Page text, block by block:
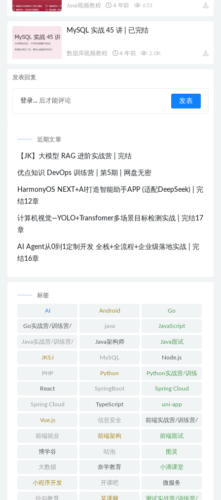
Java视频教程 4 年前 653
MySQL 实战 45 讲 | 已完结
数据库视频教程 4 年前 2.0K
发表回复
登录... 后才能评论
近期文章
【JK】大模型 RAG 进阶实战营 | 完结
优点知识 DevOps 训练营 | 第5期 | 网盘无密
HarmonyOS NEXT+AI打造智能助手APP (适配DeepSeek) | 完
结12章
计算机视觉—YOLO+Transfomer多场景目标检测实战 | 完结17
章
AI Agent从0到1定制开发 全栈+全流程+企业级落地实战 | 完
结16章
标签
AI Android Go
Go实战营/训练营/
体系课
java JavaScript
Java实战营/训练营/
体系课
Java架构师 Java面试
JKSJ MySQL Node.js
PHP Python Python实战营/训练
营/体系课
React SpringBoot Spring Cloud
Spring Cloud
Alibaba
TypeScript uni-app
Vue.js 信息安全 前端实战营/训练营/
体系课
前端就业 前端架构 前端面试
博学谷 咕泡 图灵
大数据 奈学教育 小滴课堂
小程序开发 开课吧 微服务
拉勾教育 某课网 测试实战营/训练营/